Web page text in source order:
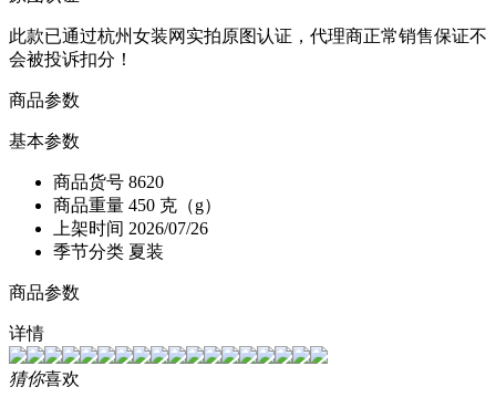
此款已通过杭州女装网实拍原图认证，代理商正常销售保证不
会被投诉扣分！
商品参数
基本参数
商品货号 8620
商品重量 450 克（g）
上架时间 2026/07/26
季节分类 夏装
商品参数
详情
猜你喜欢